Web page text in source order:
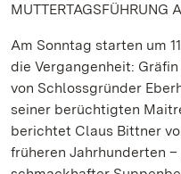
MUTTERTAGSFÜHRUNG
Am Sonntag starten um
die Vergangenheit:
von Schlossgründer
seiner berüchtigten
berichtet Claus Bittner
früheren Jahrhunderten